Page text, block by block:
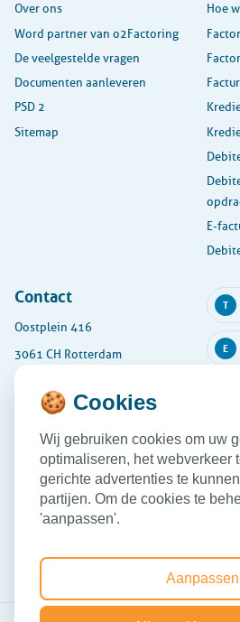
Over ons
Word partner van o2Factoring
De veelgestelde vragen
Documenten aanleveren
PSD 2
Sitemap
Hoe
E-
Contact
Oostplein 416
3061 CH Rotterdam
Maandag
08:30 - 17:30
Dinsdag
08:30 - 17:30
Woensdag 08:30 - 17:30
Donderdag 08:30 - 17:30
T
E
🍪 Cookies
Wij gebruiken cookies om uw
optimaliseren, het webverkeer
gerichte advertenties te
partijen. Om de cookies te
'aanpassen'.
Aanpassen